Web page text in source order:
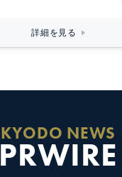
詳細を見る
KYODO NEWS
PRWIRE